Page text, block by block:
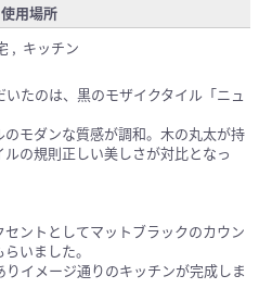
使用場所
, キッチン
たのは、黒のモザイクタイル「ニュ
モダンな質感が調和。木の丸太が持
の規則正しい美しさが対比となっ
ントとしてマットブラックのカウン
いました。
イメージ通りのキッチンが完成しま